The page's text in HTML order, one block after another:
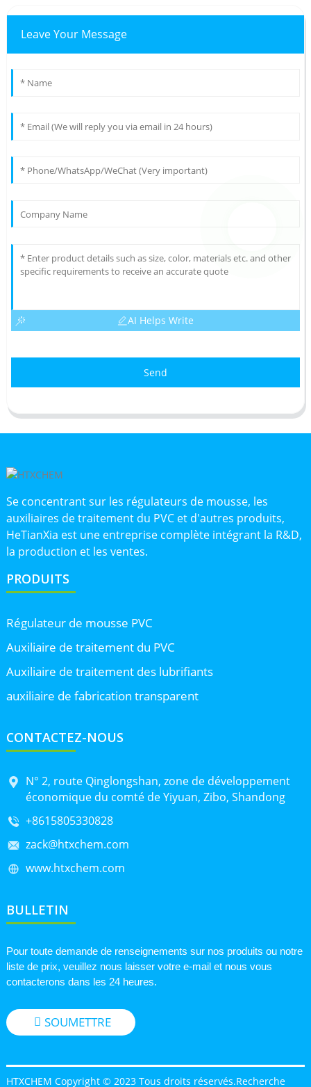
Leave Your Message
AI Helps Write
Send
Se concentrant sur les régulateurs de mousse, les
auxiliaires de traitement du PVC et d'autres produits,
HeTianXia est une entreprise complète intégrant la R&D,
la production et les ventes.
PRODUITS
Régulateur de mousse PVC
Auxiliaire de traitement du PVC
Auxiliaire de traitement des lubrifiants
auxiliaire de fabrication transparent
CONTACTEZ-NOUS
N° 2, route Qinglongshan, zone de développement
économique du comté de Yiyuan, Zibo, Shandong
+8615805330828
zack@htxchem.com
www.htxchem.com
BULLETIN
Pour toute demande de renseignements sur nos produits ou notre
liste de prix, veuillez nous laisser votre e-mail et nous vous
contacterons dans les 24 heures.
SOUMETTRE
HTXCHEM Copyright © 2023 Tous droits réservés.Recherche